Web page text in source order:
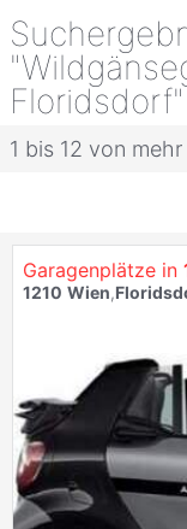
Floridsdorf"
1 bis 12 von
Garagenplätze in
1210 Wien,